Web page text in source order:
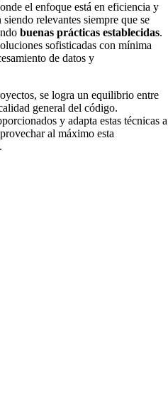
el enfoque está en eficiencia y
relevantes siempre que se
buenas prácticas establecidas.
sofisticadas con mínima
de datos y
se logra un equilibrio entre
general del código.
y adapta estas técnicas a
al máximo esta